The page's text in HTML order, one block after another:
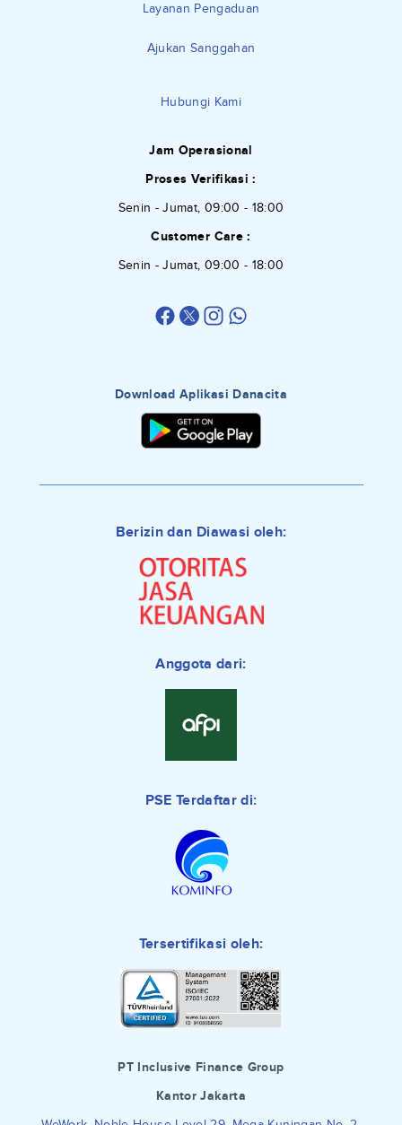
Layanan Pengaduan
Ajukan Sanggahan
Hubungi Kami
Jam Operasional
Proses Verifikasi :
Senin - Jumat, 09:00 - 18:00
Customer Care :
Senin - Jumat, 09:00 - 18:00
Download Aplikasi Danacita
Berizin dan Diawasi oleh:
Anggota dari:
PSE Terdaftar di:
Tersertifikasi oleh:
PT Inclusive Finance Group
Kantor Jakarta